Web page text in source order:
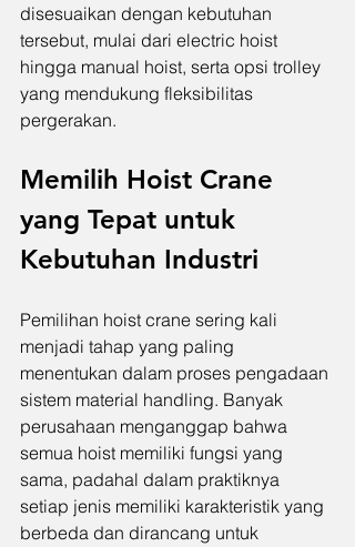
disesuaikan dengan kebutuhan
tersebut, mulai dari electric hoist
hingga manual hoist, serta opsi trolley
yang mendukung fleksibilitas
pergerakan.
Memilih Hoist Crane
yang Tepat untuk
Kebutuhan Industri
Pemilihan hoist crane sering kali
menjadi tahap yang paling
menentukan dalam proses pengadaan
sistem material handling. Banyak
perusahaan menganggap bahwa
semua hoist memiliki fungsi yang
sama, padahal dalam praktiknya
setiap jenis memiliki karakteristik yang
berbeda dan dirancang untuk